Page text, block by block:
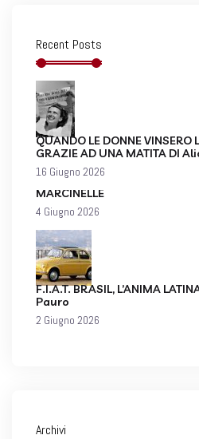
Recent Posts
QUANDO LE DONNE VINSERO
GRAZIE AD UNA MATITA DI
16 Giugno 2026
MARCINELLE
4 Giugno 2026
F.I.A.T. BRASIL, L’ANIMA
Pauro
2 Giugno 2026
Archivi